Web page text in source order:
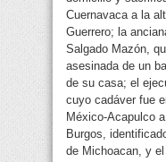
Cuernavaca a la
Guerrero; la
Salgado Mazón,
asesinada de un
de su casa; el
cuyo cadáver fue
México-Acapulco
Burgos,
de Michoacan, y